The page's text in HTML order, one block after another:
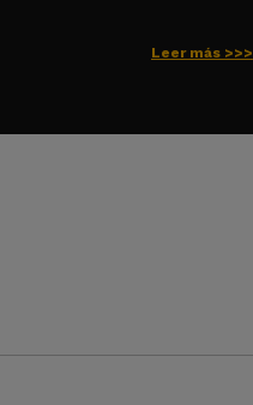
Leer más >>>